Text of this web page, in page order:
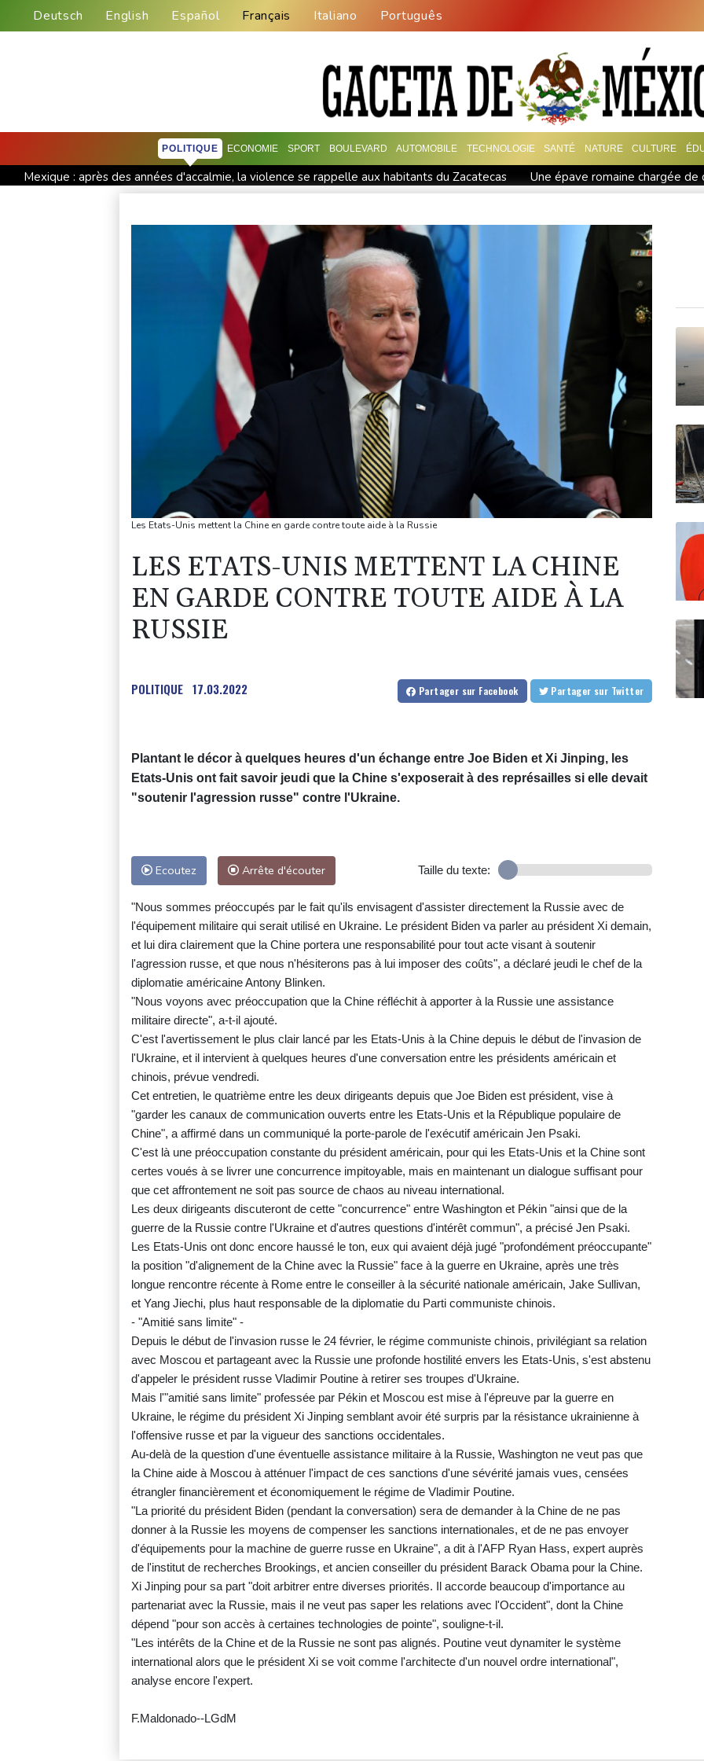
Deutsch English Español Français Italiano Português
POLITIQUE ECONOMIE SPORT BOULEVARD AUTOMOBILE TECHNOLOGIE SANTÉ NATURE CULTURE
Mexique : après des années d'accalmie, la violence se rappelle aux habitants du Zacatecas
Une épave romaine chargée
Vols suspendus et évacuations en Chine, où le typhon Dolphin a touché terre
Vaste feu de forêt dans l'ouest du Canada:
L'Indonésie saisit 1,3 tonne de kétamine, une des plus grosses prises jamais réalisées
L'auteur de la tuerie en Thaïlande avait déjà apporté une carabine à air comprimé à l'école selon la police
Des échanges de frappes font cinq morts en Ukraine et en Russie
Les Etats-Unis mettent la Chine en garde contre toute aide à la Russie
LES ETATS-UNIS METTENT LA CHINE
EN GARDE CONTRE TOUTE AIDE À LA
RUSSIE
POLITIQUE 17.03.2022 Partager sur Facebook Partager sur Twitter
Plantant le décor à quelques heures d'un échange entre Joe Biden et Xi Jinping, les
Etats-Unis ont fait savoir jeudi que la Chine s'exposerait à des représailles si elle devait
"soutenir l'agression russe" contre l'Ukraine.
Ecoutez Arrête d'écouter Taille du texte:
"Nous sommes préoccupés par le fait qu'ils envisagent d'assister directement la Russie avec de
l'équipement militaire qui serait utilisé en Ukraine. Le président Biden va parler au président Xi demain,
et lui dira clairement que la Chine portera une responsabilité pour tout acte visant à soutenir
l'agression russe, et que nous n'hésiterons pas à lui imposer des coûts", a déclaré jeudi le chef de la
diplomatie américaine Antony Blinken.
"Nous voyons avec préoccupation que la Chine réfléchit à apporter à la Russie une assistance
militaire directe", a-t-il ajouté.
C'est l'avertissement le plus clair lancé par les Etats-Unis à la Chine depuis le début de l'invasion de
l'Ukraine, et il intervient à quelques heures d'une conversation entre les présidents américain et
chinois, prévue vendredi.
Cet entretien, le quatrième entre les deux dirigeants depuis que Joe Biden est président, vise à
"garder les canaux de communication ouverts entre les Etats-Unis et la République populaire de
Chine", a affirmé dans un communiqué la porte-parole de l'exécutif américain Jen Psaki.
C'est là une préoccupation constante du président américain, pour qui les Etats-Unis et la Chine sont
certes voués à se livrer une concurrence impitoyable, mais en maintenant un dialogue suffisant pour
que cet affrontement ne soit pas source de chaos au niveau international.
Les deux dirigeants discuteront de cette "concurrence" entre Washington et Pékin "ainsi que de la
guerre de la Russie contre l'Ukraine et d'autres questions d'intérêt commun", a précisé Jen Psaki.
Les Etats-Unis ont donc encore haussé le ton, eux qui avaient déjà jugé "profondément préoccupante"
la position "d'alignement de la Chine avec la Russie" face à la guerre en Ukraine, après une très
longue rencontre récente à Rome entre le conseiller à la sécurité nationale américain, Jake Sullivan,
et Yang Jiechi, plus haut responsable de la diplomatie du Parti communiste chinois.
- "Amitié sans limite" -
Depuis le début de l'invasion russe le 24 février, le régime communiste chinois, privilégiant sa relation
avec Moscou et partageant avec la Russie une profonde hostilité envers les Etats-Unis, s'est abstenu
d'appeler le président russe Vladimir Poutine à retirer ses troupes d'Ukraine.
Mais l'"amitié sans limite" professée par Pékin et Moscou est mise à l'épreuve par la guerre en
Ukraine, le régime du président Xi Jinping semblant avoir été surpris par la résistance ukrainienne à
l'offensive russe et par la vigueur des sanctions occidentales.
Au-delà de la question d'une éventuelle assistance militaire à la Russie, Washington ne veut pas que
la Chine aide à Moscou à atténuer l'impact de ces sanctions d'une sévérité jamais vues, censées
étrangler financièrement et économiquement le régime de Vladimir Poutine.
"La priorité du président Biden (pendant la conversation) sera de demander à la Chine de ne pas
donner à la Russie les moyens de compenser les sanctions internationales, et de ne pas envoyer
d'équipements pour la machine de guerre russe en Ukraine", a dit à l'AFP Ryan Hass, expert auprès
de l'institut de recherches Brookings, et ancien conseiller du président Barack Obama pour la Chine.
Xi Jinping pour sa part "doit arbitrer entre diverses priorités. Il accorde beaucoup d'importance au
partenariat avec la Russie, mais il ne veut pas saper les relations avec l'Occident", dont la Chine
dépend "pour son accès à certaines technologies de pointe", souligne-t-il.
"Les intérêts de la Chine et de la Russie ne sont pas alignés. Poutine veut dynamiter le système
international alors que le président Xi se voit comme l'architecte d'un nouvel ordre international",
analyse encore l'expert.
F.Maldonado--LGdM